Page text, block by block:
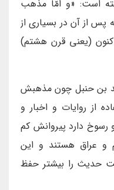
است: «و امّا مذهب
پس از آن در بسيارى از
(يعنى قرن هشتم)
بن حنبل چون مذهبش
از روايات و اخبار و
دارد پيروانش كم
و عراق هستند و اين
حديث را بيشتر حفظ